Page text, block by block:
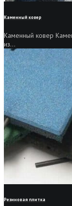
Каменный ковер
Каменный ковер
из...
Резиновая плитка